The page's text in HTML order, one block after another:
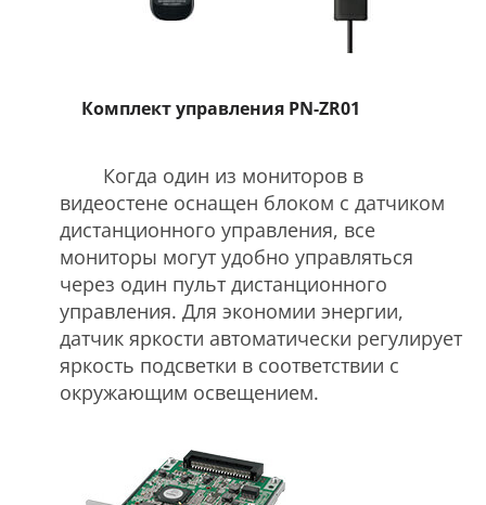
Комплект управления PN-ZR01
Когда один из мониторов в
видеостене оснащен блоком c датчиком
дистанционного управления, все
мониторы могут удобно управляться
через один пульт дистанционного
управления. Для экономии энергии,
датчик яркости автоматически регулирует
яркость подсветки в соответствии с
окружающим освещением.